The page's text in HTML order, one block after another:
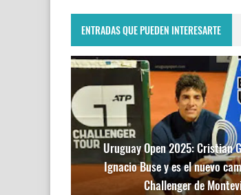
ENTRADAS QUE PUEDEN INTERESARTE
Uruguay Open 2025: Cristian
Ignacio Buse y es el nuevo
Challenger de